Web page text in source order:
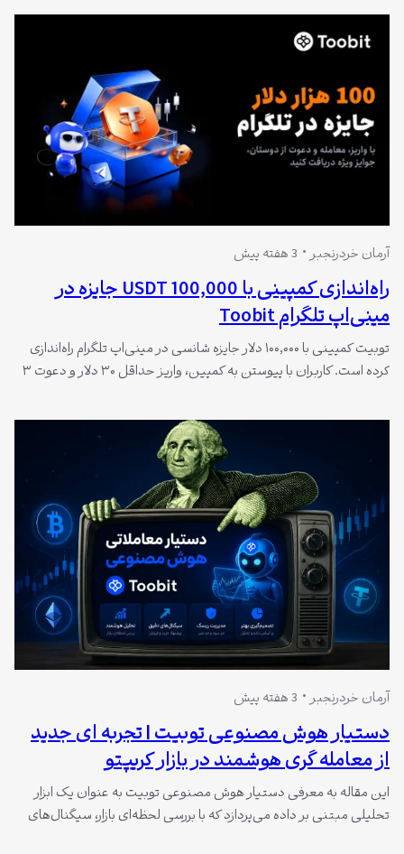
هم‌زمان، بهبود شاخص Tankan ژاپن گمانه‌زنی درباره افزایش نرخ بهره
توسط BOJ را تقویت کرده که می‌تواند جریان سرمایه‌های Carry Trade…
آرمان خردرنجبر 3 هفته پیش
راه‌اندازی کمپینی با 100,000 USDT جایزه در
مینی‌اپ تلگرام Toobit
توبیت کمپینی با ۱۰۰,۰۰۰ دلار جایزه شانسی در مینی‌اپ تلگرام راه‌اندازی
کرده است. کاربران با پیوستن به کمپین، واریز حداقل ۳۰ دلار و دعوت ۳
TON توسعه یافته و امکان مدیریت فعالیت‌های معاملاتی را بدون خروج
آرمان خردرنجبر 3 هفته پیش
دستیار هوش مصنوعی توبیت | تجربه ای جدید
از معامله گری هوشمند در بازار کریپتو
این مقاله به معرفی دستیار هوش مصنوعی توبیت به عنوان یک ابزار
تحلیلی مبتنی بر داده می‌پردازد که با بررسی لحظه‌ای بازار، سیگنال‌های